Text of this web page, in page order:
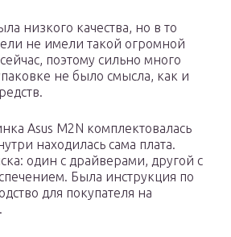
низкого качества, но в то
не имели такой огромной
поэтому сильно много
не было смысла, как и
Asus M2N комплектовалась
находилась сама плата.
один с драйверами, другой с
Была инструкция по
для покупателя на